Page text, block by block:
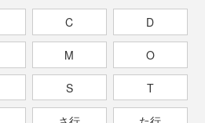
C D
M O
S T